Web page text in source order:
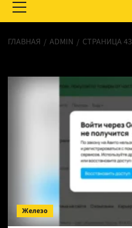
меню
ГЛАВНАЯ ADMIN СТРАНИЦА 43
Железо